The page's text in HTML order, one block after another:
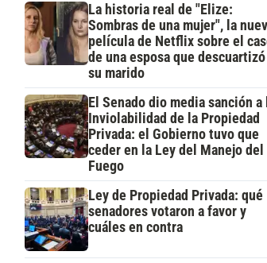
La historia real de "Elize:
Sombras de una mujer", la
película de Netflix sobre el
de una esposa que descuartizó
su marido
El Senado dio media sanción a
Inviolabilidad de la Propiedad
Privada: el Gobierno tuvo que
ceder en la Ley del Manejo del
Fuego
Ley de Propiedad Privada: qué
senadores votaron a favor y
cuáles en contra